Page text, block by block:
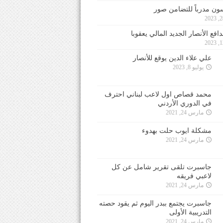
مدرباً للتضامن صور
الأنصار الجديد المالي يعقوبا
علي علاء الدين يوقع للأنصار
يوليو 8, 2023
محمد قصاص اول لاعب لبناني احترف
في الدوري الأردني
مارس 24, 2021
مشكلة ايوب حلت بهدوء
مارس 24, 2021
جاسبرت تلقى تقرير شامل عن كل
لاعبي فريقه
مارس 24, 2021
جاسبرت يجتمع ببدر اليوم ثم يقود حصته
التدريبية الأولى
مارس 24, 2021